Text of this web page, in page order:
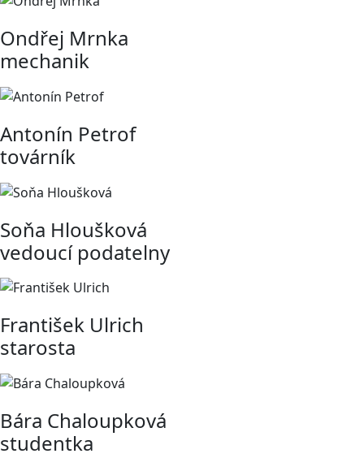
Ondřej Mrnka
mechanik
Antonín Petrof
továrník
Soňa Hloušková
vedoucí podatelny
František Ulrich
starosta
Bára Chaloupková
studentka